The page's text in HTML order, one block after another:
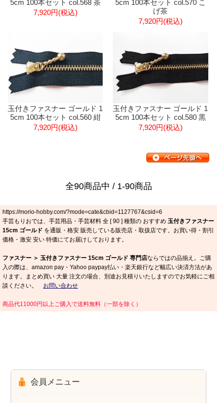
5cm 100本セット col.568 茶
7,920円(税込)
5cm 100本セット col.570 こ
げ茶
7,920円(税込)
玉付きファスナー ゴールド 1
5cm 100本セット col.560 紺
7,920円(税込)
玉付きファスナー ゴールド 1
5cm 100本セット col.580 黒
7,920円(税込)
全90商品中 / 1-90商品
https://morio-hobby.com/?mode=cate&cbid=1127767&csid=6
手芸もりおでは、手芸用品・手芸材料 全 [90 ] 種類の おすすめ 玉付きファスナー
15cm ゴールド を通販・格安 販売している販売店・取扱店です。お買い得・割引
価格・激安 安い 特価にてお届けしております。
ファスナー ＞ 玉付きファスナー 15cm ゴールド 専門店ならではの品揃え。ご購
入の際は、amazon pay・Yahoo paypay払い・楽天銀行など幅広い決済方法があ
ります。まとめ買い 大量 注文の場合、別途お見積りいたしますのでお気軽にご相
談ください。 お問い合わせ
商品代11000円以上ご購入で送料無料（一部を除く）
会員メニュー